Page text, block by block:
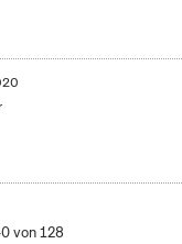
von 128